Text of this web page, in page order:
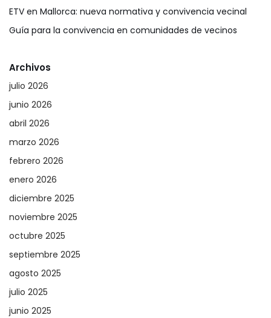
ETV en Mallorca: nueva normativa y convivencia vecinal
Guía para la convivencia en comunidades de vecinos
Archivos
julio 2026
junio 2026
abril 2026
marzo 2026
febrero 2026
enero 2026
diciembre 2025
noviembre 2025
octubre 2025
septiembre 2025
agosto 2025
julio 2025
junio 2025